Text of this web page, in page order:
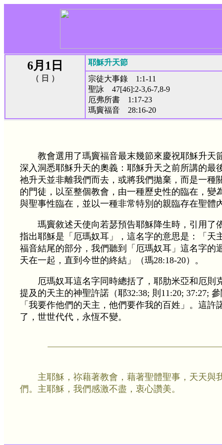
6月1日
（ 日 ）
耶穌升天節
宗徒大事錄 1:1-11
聖詠 47[46]:2-3,6-7,8-9
厄弗所書 1:17-23
瑪竇福音 28:16-20
教會選用了瑪竇福音最末幾節來慶祝耶穌升天
深入洞悉耶穌升天的奧義：耶穌升天之前所講的最
祂升天並非離我們而去，或將我們拋棄，而是一種
的門徒，以至整個教會，由一種歷史性的臨在，變
與聖事性臨在，並以一種非常特別的親臨存在聖體
瑪竇敘述天使向若瑟預告耶穌降生時，引用了
指出耶穌是「厄瑪奴耳」，這名字的意思是：「天
福音結尾的部分，我們聽到「厄瑪奴耳」這名字的
天在一起，直到今世的終結」（瑪28:18-20）。
厄瑪奴耳這名字同時總括了，耶肋米亞和厄則
提及的天主的神聖許諾（耶32:38; 則11:20; 37:27;
「我要作他們的天主，他們要作我的百姓」。這許
了，世世代代，永恆不變。
主耶穌，祢藉著教會，藉著聖體聖事，天天與
們。主耶穌，我們感激不盡，衷心讚美。